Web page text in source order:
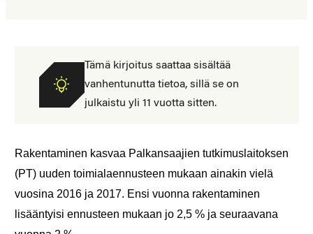
Tämä kirjoitus saattaa sisältää
vanhentunutta tietoa, sillä se on
julkaistu yli 11 vuotta sitten.
Rakentaminen kasvaa Palkansaajien tutkimuslaitoksen
(PT) uuden toimialaennusteen mukaan ainakin vielä
vuosina 2016 ja 2017. Ensi vuonna rakentaminen
lisääntyisi ennusteen mukaan jo 2,5 % ja seuraavana